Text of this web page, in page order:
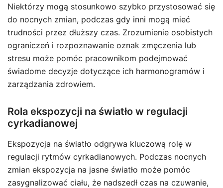
Niektórzy mogą stosunkowo szybko przystosować się
do nocnych zmian, podczas gdy inni mogą mieć
trudności przez dłuższy czas. Zrozumienie osobistych
ograniczeń i rozpoznawanie oznak zmęczenia lub
stresu może pomóc pracownikom podejmować
świadome decyzje dotyczące ich harmonogramów i
zarządzania zdrowiem.
Rola ekspozycji na światło w regulacji
cyrkadianowej
Ekspozycja na światło odgrywa kluczową rolę w
regulacji rytmów cyrkadianowych. Podczas nocnych
zmian ekspozycja na jasne światło może pomóc
zasygnalizować ciału, że nadszedł czas na czuwanie,